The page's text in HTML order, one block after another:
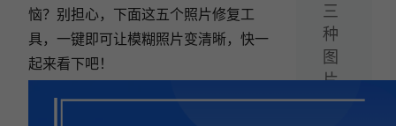
恼？别担心，下面这五个照片修复工
具，一键即可让模糊照片变清晰，快一
起来看下吧！
三
种
图
片
去